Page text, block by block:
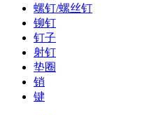
螺钉/螺丝钉
铆钉
钉子
射钉
垫圈
销
键